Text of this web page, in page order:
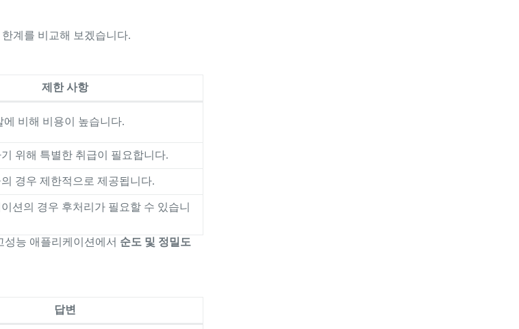
계를 비교해 보겠습니다.
제한 사항
에 비해 비용이 높습니다.
위해 특별한 취급이 필요합니다.
경우 제한적으로 제공됩니다.
션의 경우 후처리가 필요할 수 있습니
성능 애플리케이션에서 순도 및 정밀도
답변